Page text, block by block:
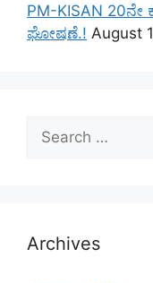
PM-KISAN
ಘೋಷಣೆ.! August
for:
Archives